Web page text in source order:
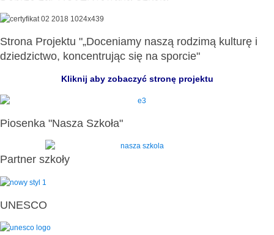
Strona Projektu "„Doceniamy naszą rodzimą kulturę i
dziedzictwo, koncentrując się na sporcie"
Kliknij aby zobaczyć stronę projektu
Piosenka "Nasza Szkoła"
Partner szkoły
UNESCO